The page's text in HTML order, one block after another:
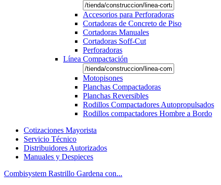
Accesorios para Perforadoras
Cortadoras de Concreto de Piso
Cortadoras Manuales
Cortadoras Soff-Cut
Perforadoras
Línea Compactación
Motopisones
Planchas Compactadoras
Planchas Reversibles
Rodillos Compactadores Autopropulsados
Rodillos compactadores Hombre a Bordo
Cotizaciones Mayorista
Servicio Técnico
Distribuidores Autorizados
Manuales y Despieces
Combisystem Rastrillo Gardena con...